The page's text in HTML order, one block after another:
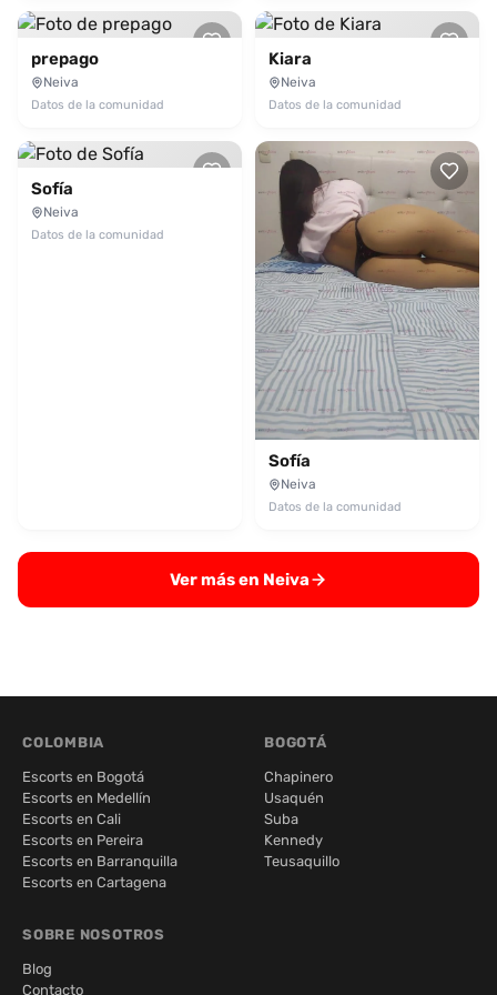
prepago
Neiva
Datos de la comunidad
Kiara
Neiva
Datos de la comunidad
Sofía
Neiva
Datos de la comunidad
Sofía
Neiva
Datos de la comunidad
Ver más en Neiva
COLOMBIA
Escorts en Bogotá
Escorts en Medellín
Escorts en Cali
Escorts en Pereira
Escorts en Barranquilla
Escorts en Cartagena
BOGOTÁ
Chapinero
Usaquén
Suba
Kennedy
Teusaquillo
SOBRE NOSOTROS
Blog
Contacto